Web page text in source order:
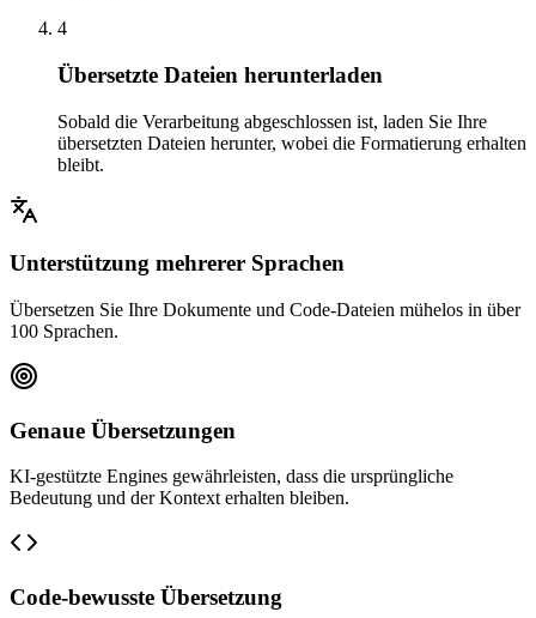
4
Übersetzte Dateien herunterladen
Sobald die Verarbeitung abgeschlossen ist, laden Sie Ihre
übersetzten Dateien herunter, wobei die Formatierung erhalten
bleibt.
Unterstützung mehrerer Sprachen
Übersetzen Sie Ihre Dokumente und Code-Dateien mühelos in über
100 Sprachen.
Genaue Übersetzungen
KI-gestützte Engines gewährleisten, dass die ursprüngliche
Bedeutung und der Kontext erhalten bleiben.
Code-bewusste Übersetzung